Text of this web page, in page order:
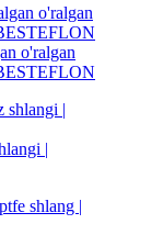
o'ralgan
|